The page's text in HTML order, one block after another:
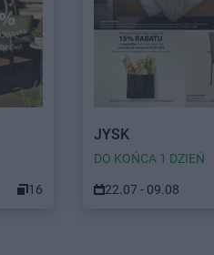
16
JYSK
DO KOŃCA 1 DZIEŃ
22.07 - 09.08